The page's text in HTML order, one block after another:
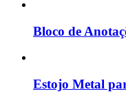
Bloco de
Estojo Metal